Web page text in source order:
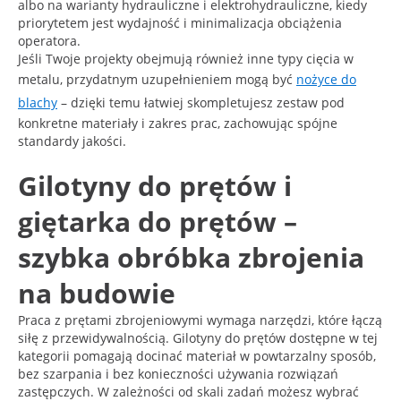
albo na warianty hydrauliczne i elektrohydrauliczne, kiedy
priorytetem jest wydajność i minimalizacja obciążenia
operatora.
Jeśli Twoje projekty obejmują również inne typy cięcia w
metalu, przydatnym uzupełnieniem mogą być nożyce do
blachy – dzięki temu łatwiej skompletujesz zestaw pod
konkretne materiały i zakres prac, zachowując spójne
standardy jakości.
Gilotyny do prętów i
giętarka do prętów –
szybka obróbka zbrojenia
na budowie
Praca z prętami zbrojeniowymi wymaga narzędzi, które łączą
siłę z przewidywalnością. Gilotyny do prętów dostępne w tej
kategorii pomagają docinać materiał w powtarzalny sposób,
bez szarpania i bez konieczności używania rozwiązań
zastępczych. W zależności od skali zadań możesz wybrać